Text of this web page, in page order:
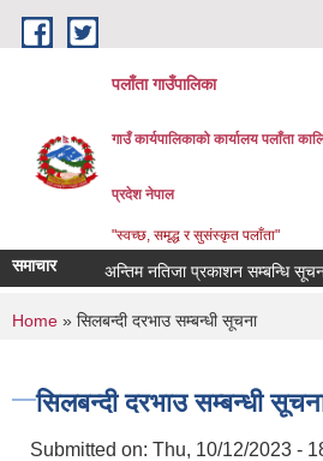
Skip to main content
पलाँता गाउँपालिका
गाउँ कार्यपालिकाको कार्यालयपलाँता
प्रदेश नेपाल
"स्वच्छ, समृद्ध र सुसंस्कृत पलाँता"
समाचार अन्तिम नतिजा प्रकाशन सम्बन्धि सूचना
You are here
Home » सिलबन्दी दरभाउ सम्बन्धी सूचना
सिलबन्दी दरभाउ सम्बन्धी
Submitted on: Thu, 10/12/2023 -